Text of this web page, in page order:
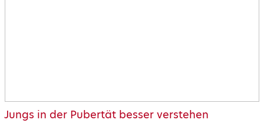
Jungs in der Pubertät besser verstehen